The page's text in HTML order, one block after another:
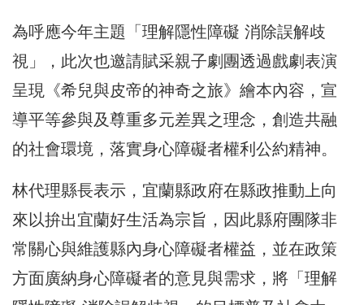
為呼應今年主題「理解隱性障礙 消除誤解歧
視」，此次也邀請賦采親子劇團透過戲劇表演
呈現《希兒與皮帝的神奇之旅》繪本內容，宣
導平等參與及尊重多元差異之理念，創造共融
的社會環境，落實身心障礙者權利公約精神。
林代理縣長表示，宜蘭縣政府在縣政推動上向
來以拚出宜蘭好生活為宗旨，因此縣府團隊非
常關心與維護縣內身心障礙者權益，並在政策
方面廣納身心障礙者的意見與需求，將「理解